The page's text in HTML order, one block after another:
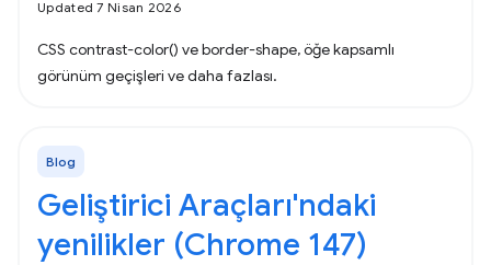
Updated 7 Nisan 2026
CSS contrast-color() ve border-shape, öğe kapsamlı
görünüm geçişleri ve daha fazlası.
Blog
Geliştirici Araçları'ndaki
yenilikler (Chrome 147)